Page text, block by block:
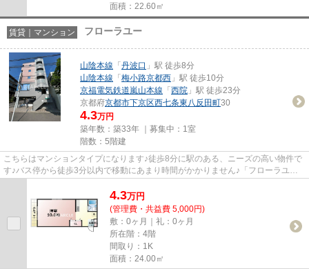
面積：22.60㎡
賃貸｜マンション フローラユー
山陰本線 「 丹波口 」駅 徒歩8分
山陰本線 「 梅小路京都西 」駅 徒歩10分
京福電気鉄道嵐山本線 「 西院 」駅 徒歩23分
京都府京都市下京区西七条東八反田町30
4.3万円
築年数：築33年 ｜募集中： 1室
階数：5階建
こちらはマンションタイプになります♪徒歩8分に駅のある、ニーズの高い物件で
す♪バス停から徒歩3分以内で移動にあまり時間がかかりません♪「フローラユ
4.3万円
(管理費・共益費 5,000円)
敷：0ヶ月｜礼：0ヶ月
所在階：4階
間取り：1K
面積：24.00㎡